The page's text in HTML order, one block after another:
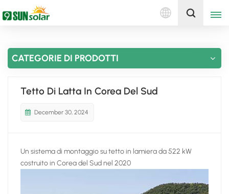
Italiano
English
Deutsch
español
Ottieni un preventivo
CATEGORIE DI PRODOTTI
Tetto Di Latta In Corea Del Sud
December 30, 2024
Un sistema di montaggio su tetto in lamiera da 522 kW
costruito in Corea del Sud nel 2020